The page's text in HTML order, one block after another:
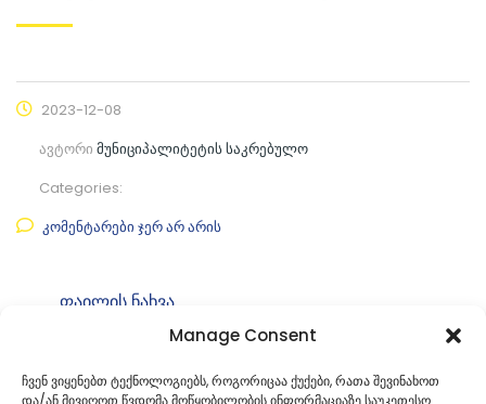
Manage Consent
ჩვენ ვიყენებთ ტექნოლოგიებს, როგორიცაა ქუქები, რათა შევინახოთ
და/ან მივიღოთ წვდომა მოწყობილობის ინფორმაციაზე საუკეთესო
2023-12-08
ავტორი მუნიციპალიტეტის საკრებულო
Categories:
კომენტარები ჯერ არ არის
ფაილის ნახვა
კატეგორიასაკრებულოს განკარგულებები